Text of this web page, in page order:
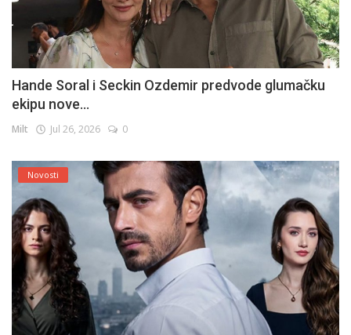
Hande Soral i Seckin Ozdemir predvode glumačku
ekipu nove...
Milt Jul 26, 2026 0
Novosti